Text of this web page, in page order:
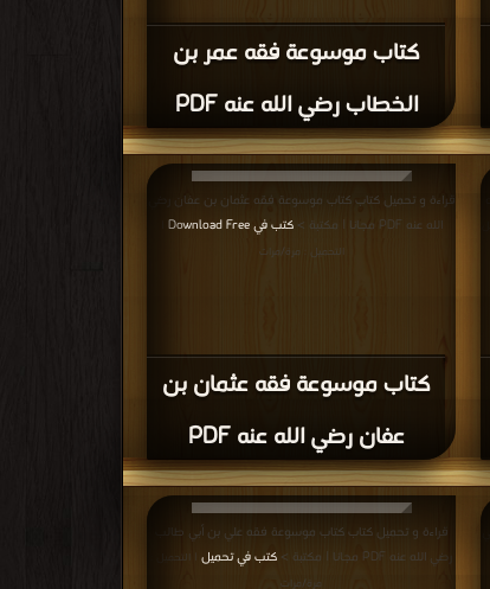
كتاب موسوعة فقه عمر بن
الخطاب رضي الله عنه PDF
كتاب موسوعة فقه عثمان بن
عفان رضي الله عنه PDF
قراءة و تحميل كتاب كتاب موسوعة فقه عثمان بن عفان رضي
الله عنه PDF مجانا | مكتبة >
كتب في Download Free
التحميل : مرة/مرات
قراءة و تحميل كتاب كتاب موسوعة فقه علي بن أبي طالب
رضي الله عنه PDF مجانا | مكتبة >
كتب في تحميل
| التحميل :
مرة/مرات